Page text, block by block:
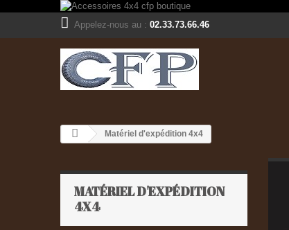
Appelez-nous au : 02.33.73.66.46
Matériel d'expédition 4x4
MATÉRIEL D'EXPÉDITION
4X4